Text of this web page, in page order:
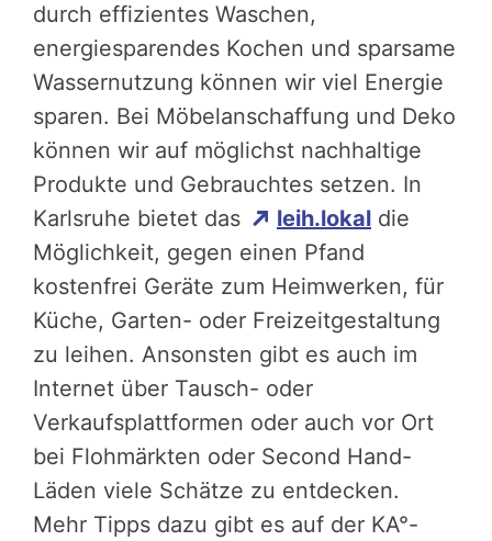
durch effizientes Waschen,
energiesparendes Kochen und sparsame
Wassernutzung können wir viel Energie
sparen. Bei Möbelanschaffung und Deko
können wir auf möglichst nachhaltige
Produkte und Gebrauchtes setzen. In
Karlsruhe bietet das
leih.lokal die
Möglichkeit, gegen einen Pfand
kostenfrei Geräte zum Heimwerken, für
Küche, Garten- oder Freizeitgestaltung
zu leihen. Ansonsten gibt es auch im
Internet über Tausch- oder
Verkaufsplattformen oder auch vor Ort
bei Flohmärkten oder Second Hand-
Läden viele Schätze zu entdecken.
Mehr Tipps dazu gibt es auf der KA°-